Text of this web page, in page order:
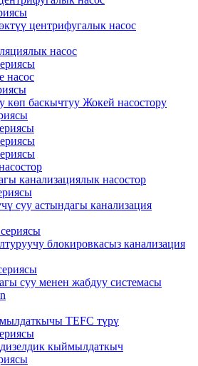
центрифугалык насос
насос
насос
көп баскычтуу Жокей насостору
канализациялык насостор
суу астындагы канализация
блокировкасыз канализация
суу менен жабдуу системасы
TEFC түрү
кыймылдаткыч